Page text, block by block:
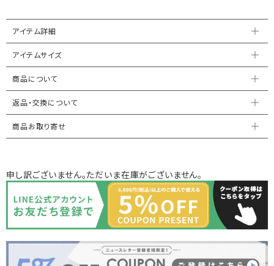
アイテム詳細
アイテムサイズ
商品について
返品・交換について
商品お取り寄せ
申し訳ございません。ただいま在庫がございません。